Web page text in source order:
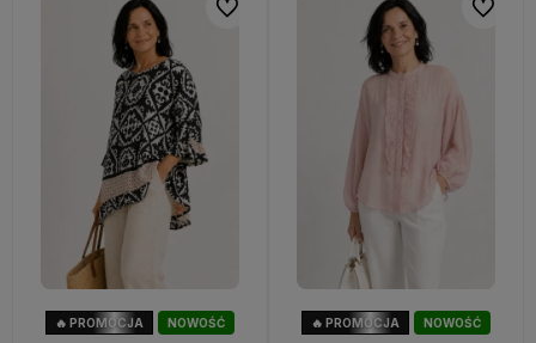
NOWOŚĆ
🔥 PROMOCJA
Do ulubionych
NOWOŚĆ
🔥 PROMOCJA
Do